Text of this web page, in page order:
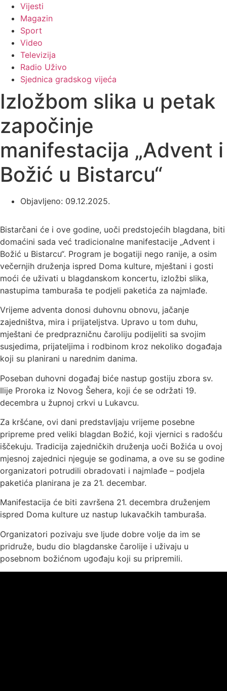
Vijesti
Magazin
Sport
Video
Televizija
Radio Uživo
Sjednica gradskog vijeća
Izložbom slika u petak
započinje
manifestacija „Advent i
Božić u Bistarcu“
Objavljeno: 09.12.2025.
Bistarčani će i ove godine, uoči predstojećih blagdana, biti
domaćini sada već tradicionalne manifestacije „Advent i
Božić u Bistarcu“. Program je bogatiji nego ranije, a osim
večernjih druženja ispred Doma kulture, mještani i gosti
moći će uživati u blagdanskom koncertu, izložbi slika,
nastupima tamburaša te podjeli paketića za najmlađe.
Vrijeme adventa donosi duhovnu obnovu, jačanje
zajedništva, mira i prijateljstva. Upravo u tom duhu,
mještani će predprazničnu čaroliju podijeliti sa svojim
susjedima, prijateljima i rodbinom kroz nekoliko događaja
koji su planirani u narednim danima.
Poseban duhovni događaj biće nastup gostiju zbora sv.
Ilije Proroka iz Novog Šehera, koji će se održati 19.
decembra u župnoj crkvi u Lukavcu.
Za kršćane, ovi dani predstavljaju vrijeme posebne
pripreme pred veliki blagdan Božić, koji vjernici s radošću
iščekuju. Tradicija zajedničkih druženja uoči Božića u ovoj
mjesnoj zajednici njeguje se godinama, a ove su se godine
organizatori potrudili obradovati i najmlađe – podjela
paketića planirana je za 21. decembar.
Manifestacija će biti završena 21. decembra druženjem
ispred Doma kulture uz nastup lukavačkih tamburaša.
Organizatori pozivaju sve ljude dobre volje da im se
pridruže, budu dio blagdanske čarolije i uživaju u
posebnom božićnom ugođaju koji su pripremili.